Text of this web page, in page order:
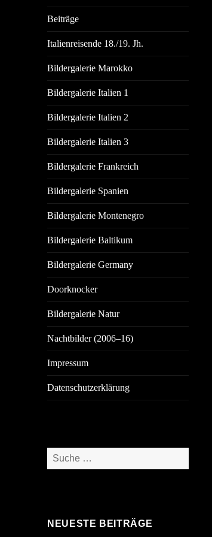
Beiträge
Italienreisende 18./19. Jh.
Bildergalerie Marokko
Bildergalerie Italien 1
Bildergalerie Italien 2
Bildergalerie Italien 3
Bildergalerie Frankreich
Bildergalerie Spanien
Bildergalerie Montenegro
Bildergalerie Baltikum
Bildergalerie Germany
Doorknocker
Bildergalerie Natur
Nachtbilder (2006–16)
Impressum
Datenschutzerklärung
Suche
nach:
NEUESTE BEITRÄGE